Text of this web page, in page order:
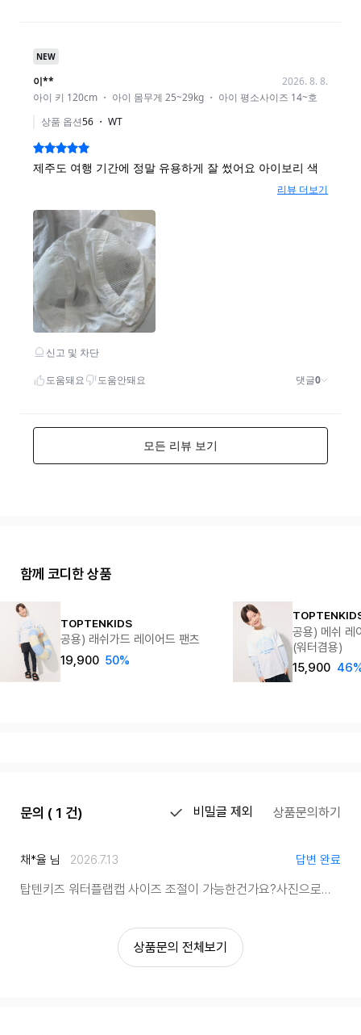
함께 코디한 상품
TOPTENKIDS
공용) 래쉬가드 레이어드 팬츠
19,900 50%
공용) 메쉬 레
(워터겸용)
15,900
문의 ( 1 건) 비밀글 제외 상품문의하기
채*율 님 2026.7.13 답변 완료
탑텐키즈 워터플랩캡 사이즈 조절이 가능한건가요?사진으로는 그냥 밴드인건지 버클로 조절이되는건지 잘 안보이네요.
상품문의 전체보기